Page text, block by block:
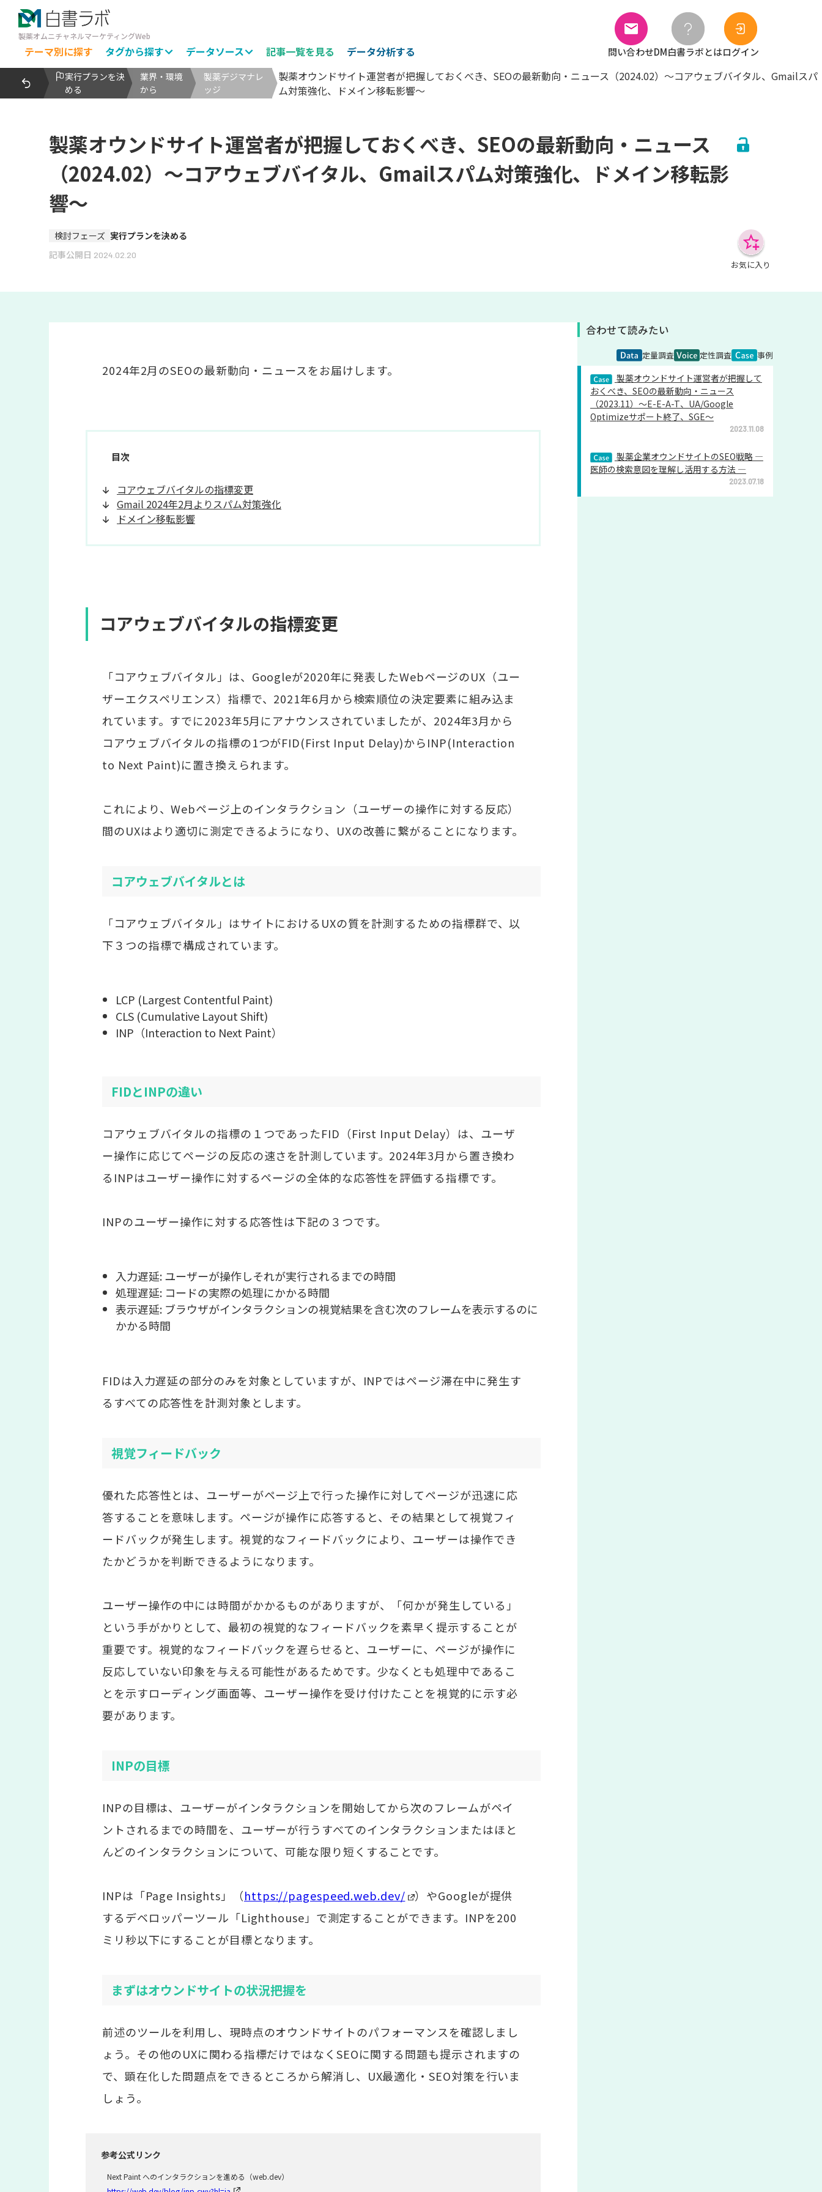
製薬オムニチャネルマーケティングWeb
テーマ別に探す タグから探す データソース 記事一覧を見る データ分析する 問い合わせDM白書ラボとはログイン
実行プランを決
める
業界・環境
から
製薬デジマナレ
ッジ
製薬オウンドサイト運営者が把握しておくべき、SEOの最新動向・ニュース（2024.02）～コアウェブバイタル、Gmailスパ
ム対策強化、ドメイン移転影響～
製薬オウンドサイト運営者が把握しておくべき、SEOの最新動向・ニュース
（2024.02）～コアウェブバイタル、Gmailスパム対策強化、ドメイン移転影
響～
検討フェーズ 実行プランを決める
記事公開日 2024.02.20
お気に入り
2024年2月のSEOの最新動向・ニュースをお届けします。
目次
コアウェブバイタルの指標変更
Gmail 2024年2月よりスパム対策強化
ドメイン移転影響
コアウェブバイタルの指標変更
「コアウェブバイタル」は、Googleが2020年に発表したWebページのUX（ユー
ザーエクスペリエンス）指標で、2021年6月から検索順位の決定要素に組み込ま
れています。すでに2023年5月にアナウンスされていましたが、2024年3月から
コアウェブバイタルの指標の1つがFID(First Input Delay)からINP(Interaction
to Next Paint)に置き換えられます。
これにより、Webページ上のインタラクション（ユーザーの操作に対する反応）
間のUXはより適切に測定できるようになり、UXの改善に繋がることになります。
コアウェブバイタルとは
「コアウェブバイタル」はサイトにおけるUXの質を計測するための指標群で、以
下３つの指標で構成されています。
LCP (Largest Contentful Paint)
CLS (Cumulative Layout Shift)
INP（Interaction to Next Paint）
FIDとINPの違い
コアウェブバイタルの指標の１つであったFID（First Input Delay）は、ユーザ
ー操作に応じてページの反応の速さを計測しています。2024年3月から置き換わ
るINPはユーザー操作に対するページの全体的な応答性を評価する指標です。
INPのユーザー操作に対する応答性は下記の３つです。
入力遅延: ユーザーが操作しそれが実行されるまでの時間
処理遅延: コードの実際の処理にかかる時間
表示遅延: ブラウザがインタラクションの視覚結果を含む次のフレームを表示するのに
かかる時間
FIDは入力遅延の部分のみを対象としていますが、INPではページ滞在中に発生す
るすべての応答性を計測対象とします。
視覚フィードバック
優れた応答性とは、ユーザーがページ上で行った操作に対してページが迅速に応
答することを意味します。ページが操作に応答すると、その結果として視覚フィ
ードバックが発生します。視覚的なフィードバックにより、ユーザーは操作でき
たかどうかを判断できるようになります。
ユーザー操作の中には時間がかかるものがありますが、「何かが発生している」
という手がかりとして、最初の視覚的なフィードバックを素早く提示することが
重要です。視覚的なフィードバックを遅らせると、ユーザーに、ページが操作に
反応していない印象を与える可能性があるためです。少なくとも処理中であるこ
とを示すローディング画面等、ユーザー操作を受け付けたことを視覚的に示す必
要があります。
INPの目標
INPの目標は、ユーザーがインタラクションを開始してから次のフレームがペイ
ントされるまでの時間を、ユーザーが行うすべてのインタラクションまたはほと
んどのインタラクションについて、可能な限り短くすることです。
INPは「Page Insights」（https://pagespeed.web.dev/
）やGoogleが提供
するデベロッパーツール「Lighthouse」で測定することができます。INPを200
ミリ秒以下にすることが目標となります。
まずはオウンドサイトの状況把握を
前述のツールを利用し、現時点のオウンドサイトのパフォーマンスを確認しまし
ょう。その他のUXに関わる指標だけではなくSEOに関する問題も提示されますの
で、顕在化した問題点をできるところから解消し、UX最適化・SEO対策を行いま
しょう。
参考公式リンク
Next Paint へのインタラクションを進める（web.dev）
合わせて読みたい
定量調査 定性調査 事例
製薬オウンドサイト運営者が把握して
おくべき、SEOの最新動向・ニュース
（2023.11）～E-E-A-T、UA/Google
Optimizeサポート終了、SGE～
2023.11.08
製薬企業オウンドサイトのSEO戦略 ―
医師の検索意図を理解し活用する方法 ―
2023.07.18